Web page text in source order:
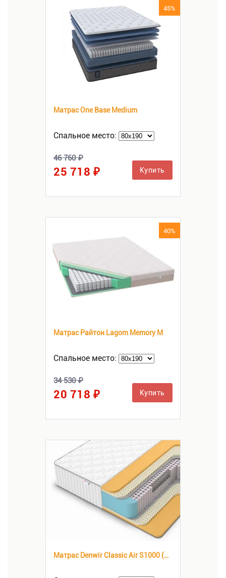
45%
Матрас One Base Medium
Спальное место:
46 760 ₽
25 718 ₽ Купить
40%
Матрас Райтон Lagom Memory M
Спальное место:
34 530 ₽
20 718 ₽ Купить
Матрас Denwir Classic Air S1000 (КЛАССИК АИР С1000)